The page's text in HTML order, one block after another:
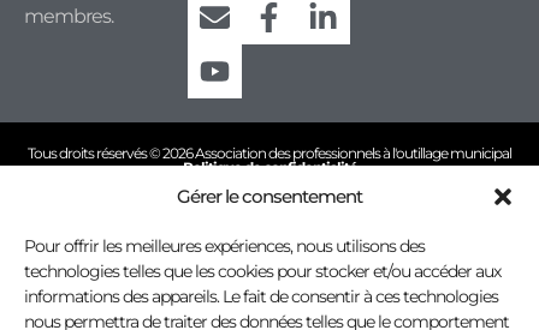
Gérer le consentement
Pour offrir les meilleures expériences, nous utilisons des
technologies telles que les cookies pour stocker et/ou accéder aux
informations des appareils. Le fait de consentir à ces technologies
nous permettra de traiter des données telles que le comportement
membres.
Tous droits réservés © 2026 Association des professionnels à l'outillage municipal
Politique de confidentialité